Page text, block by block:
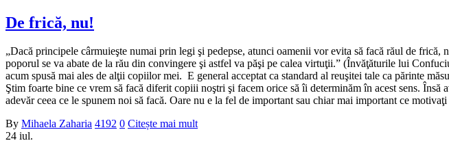
De frică, nu!
„Dacă principele cârmuieşte numai prin legi şi pedepse, atunci oamenii vor evita să facă răul de
poporul se va abate de la rău din convingere şi astfel va păşi pe calea virtuţii.” (Învăţăturile lui
acum spusă mai ales de alţii copiilor mei. E general acceptat ca standard al reuşitei tale ca părinte
Ştim foarte bine ce vrem să facă diferit copiii noştri şi facem orice să îi determinăm în acest sens.
adevăr ceea ce le spunem noi să facă. Oare nu e la fel de important sau chiar mai important ce motivaţi
By Mihaela Zaharia 4192 0 Citește mai mult
24 iul.